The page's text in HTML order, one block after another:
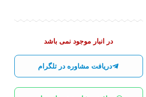
در انبار موجود نمی باشد
دریافت مشاوره در تلگرام